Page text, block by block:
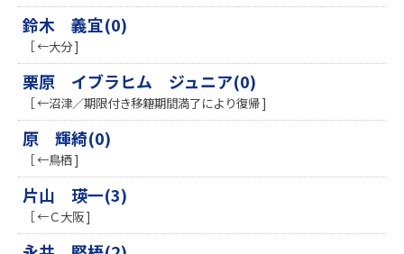
鈴木 義宜(0)
［ ←大分 ]
栗原 イブラヒム ジュニア(0)
［ ←沼津／期限付き移籍期間満了により復帰 ]
原 輝綺(0)
［ ←鳥栖 ]
片山 瑛一(3)
［ ←Ｃ大阪 ]